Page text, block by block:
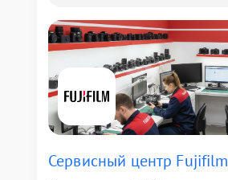
Сервисный центр Fujifilm